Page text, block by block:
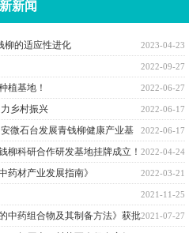
新闻
2023-04-23
柳的适应性进化
2022-09-27
2022-06-27
植基地！
2022-06-17
乡村振兴
2022-06-17
微石台发展青钱柳健康产业基
2022-04-24
柳科研合作研发基地挂牌成立！
2022-03-21
药材产业发展指南》
2021-11-25
2021-07-27
中药组合物及其制备方法》获批